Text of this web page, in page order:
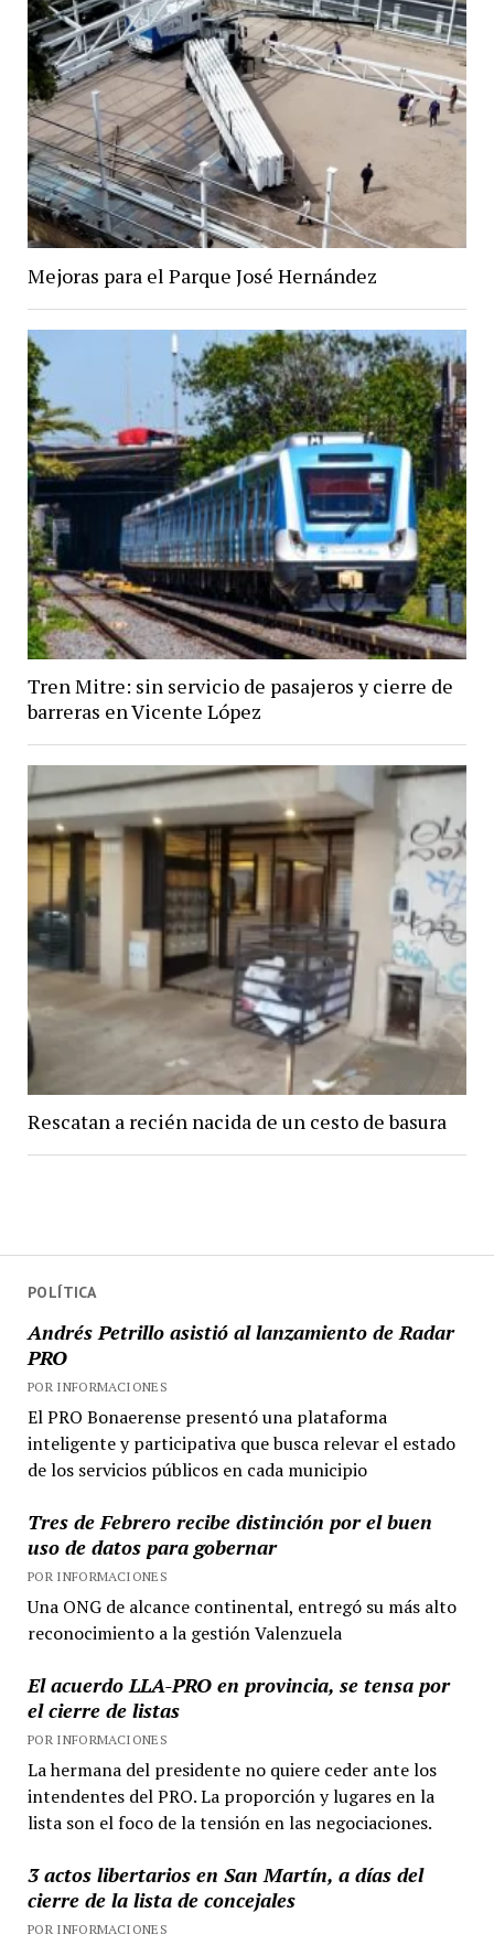
POLÍTICA
Andrés Petrillo asistió al lanzamiento de Radar
PRO
POR INFORMACIONES
El PRO Bonaerense presentó una plataforma
inteligente y participativa que busca relevar el estado
de los servicios públicos en cada municipio
Tres de Febrero recibe distinción por el buen
uso de datos para gobernar
POR INFORMACIONES
Una ONG de alcance continental, entregó su más alto
reconocimiento a la gestión Valenzuela
El acuerdo LLA-PRO en provincia, se tensa por
el cierre de listas
POR INFORMACIONES
La hermana del presidente no quiere ceder ante los
intendentes del PRO. La proporción y lugares en la
lista son el foco de la tensión en las negociaciones.
3 actos libertarios en San Martín, a días del
cierre de la lista de concejales
POR INFORMACIONES
Mejoras para el Parque José Hernández
Tren Mitre: sin servicio de pasajeros y cierre de
barreras en Vicente López
Rescatan a recién nacida de un cesto de basura